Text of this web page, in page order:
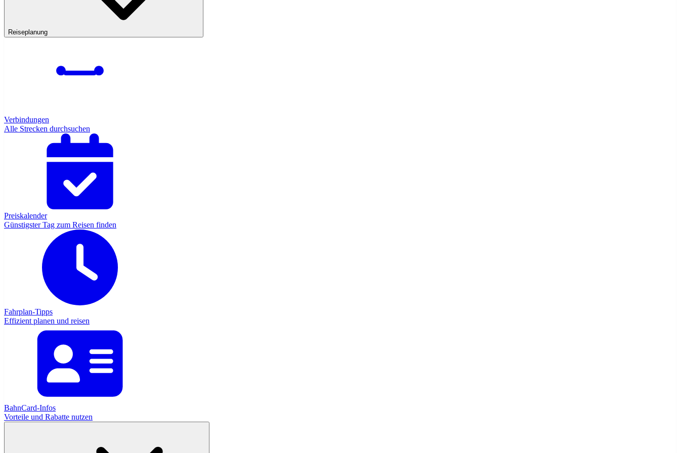
Reiseplanung
Verbindungen
Alle Strecken durchsuchen
Preiskalender
Günstigster Tag zum Reisen finden
Fahrplan-Tipps
Effizient planen und reisen
BahnCard-Infos
Vorteile und Rabatte nutzen